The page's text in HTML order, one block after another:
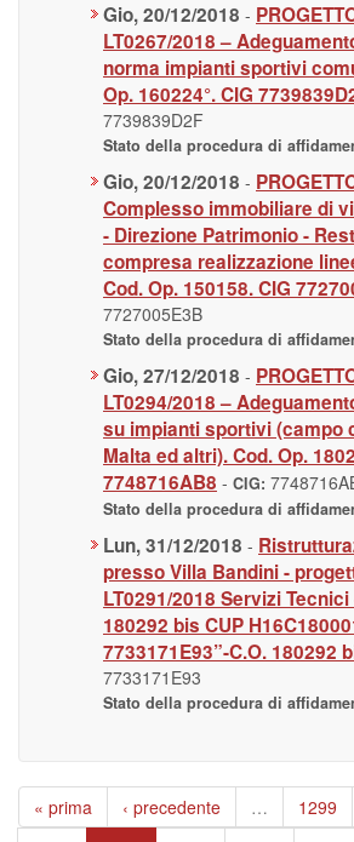
Gio, 20/12/2018 -
LT0267/2018 –
norma impianti sportivi
Op. 160224°. CIG
7739839D2F
Stato della procedura di
Gio, 20/12/2018 -
Complesso immobiliare di
- Direzione Patrimonio -
compresa realizzazione
Cod. Op. 150158. CIG
7727005E3B
Stato della procedura di
Gio, 27/12/2018 -
LT0294/2018 –
su impianti sportivi (campo
Malta ed altri). Cod. Op.
7748716AB8 - CIG:
Stato della procedura di
Lun, 31/12/2018 -
presso Villa Bandini -
LT0291/2018 Servizi
180292 bis CUP
7733171E93”-C.O. 180292
7733171E93
Stato della procedura di
« prima ‹ precedente … 1299